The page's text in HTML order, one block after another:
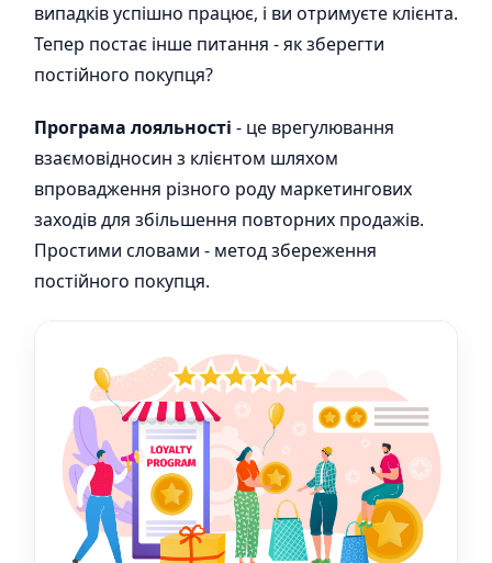
випадків успішно працює, і ви отримуєте клієнта.
Тепер постає інше питання - як зберегти
постійного покупця?
Програма лояльності - це врегулювання
взаємовідносин з клієнтом шляхом
впровадження різного роду маркетингових
заходів для збільшення повторних продажів.
Простими словами - метод збереження
постійного покупця.